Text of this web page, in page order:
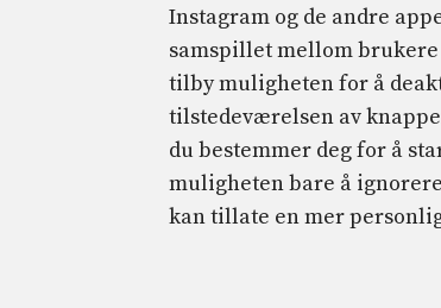
Instagram og de andre
samspillet mellom brukere
tilby muligheten for å
tilstedeværelsen av
du bestemmer deg for å
muligheten bare å
kan tillate en mer